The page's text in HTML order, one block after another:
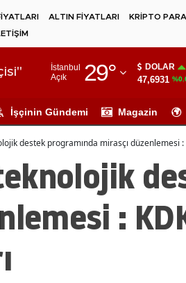
ALTIN FİYATLARI KRİPTO
İstanbul
Açık
29°
Adıyaman
Ağrı
Ankara
Antalya
DOLAR
47,6931
İşçinin Gündemi Magazin
destek programında mirasçı düzenlemesi :
: